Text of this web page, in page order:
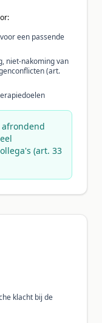
een passende
niet-nakoming van
(art.
(art. 33
klacht bij de